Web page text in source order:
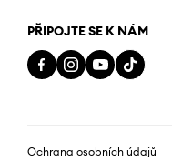
PŘIPOJTE SE K NÁM
Ochrana osobních údajů